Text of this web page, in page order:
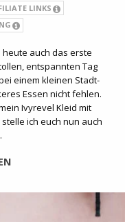
LINKS
heute auch das erste
entspannten Tag
einem kleinen Stadt-
Essen nicht fehlen.
Ivyrevel Kleid mit
ich euch nun auch